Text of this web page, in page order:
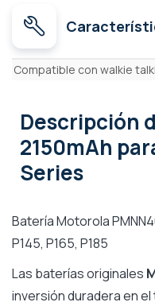
Características
Compatible con walkie
Descripción
2150mAh
Series
Batería Motorola
P145, P165, P185
Las baterías originales
inversión duradera en